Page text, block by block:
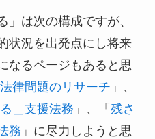
」は次の構成ですが、
状況を出発点にし将来
なるページもあると思
法律問題のリサーチ 」、
＿支援法務 」、「 残さ
務 」に尽力しようと思